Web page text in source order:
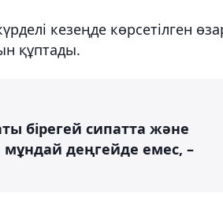
кезеңде көрсетілген
құптады.
бірегей сипатта және
деңгейде емес, –